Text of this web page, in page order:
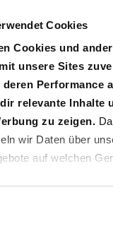
Cookies
Cookies und
unsere Sites
Performance
relevante Inhalte
zu zeigen.
wir Daten über
auf welchen
Daten an Dritte
Falls